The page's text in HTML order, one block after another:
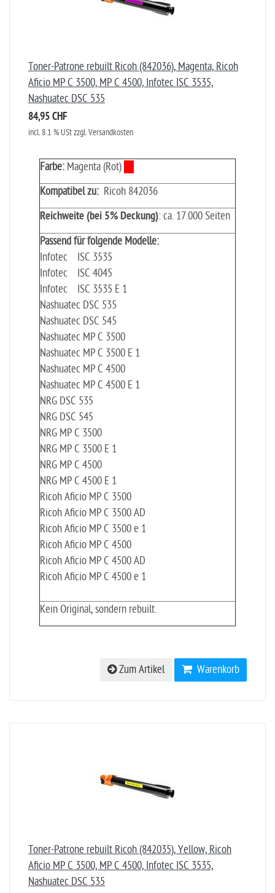
Toner-Patrone rebuilt Ricoh (842036), Magenta, Ricoh
Aficio MP C 3500, MP C 4500, Infotec ISC 3535,
Nashuatec DSC 535
84,95 CHF
incl. 8.1 % USt zzgl. Versandkosten
Farbe: Magenta (Rot)
Kompatibel zu: Ricoh 842036
Reichweite (bei 5% Deckung): ca. 17.000 Seiten
Passend für folgende Modelle:
Infotec ISC 3535
Infotec ISC 4045
Infotec ISC 3535 E 1
Nashuatec DSC 535
Nashuatec DSC 545
Nashuatec MP C 3500
Nashuatec MP C 3500 E 1
Nashuatec MP C 4500
Nashuatec MP C 4500 E 1
NRG DSC 535
NRG DSC 545
NRG MP C 3500
NRG MP C 3500 E 1
NRG MP C 4500
NRG MP C 4500 E 1
Ricoh Aficio MP C 3500
Ricoh Aficio MP C 3500 AD
Ricoh Aficio MP C 3500 e 1
Ricoh Aficio MP C 4500
Ricoh Aficio MP C 4500 AD
Ricoh Aficio MP C 4500 e 1
Kein Original, sondern rebuilt.
Warenkorb
Zum Artikel
Toner-Patrone rebuilt Ricoh (842035), Yellow, Ricoh
Aficio MP C 3500, MP C 4500, Infotec ISC 3535,
Nashuatec DSC 535